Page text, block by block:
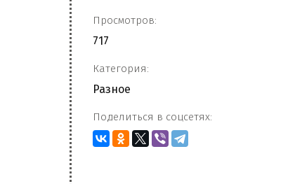
Просмотров:
717
Категория:
Разное
Поделиться в соцсетях: